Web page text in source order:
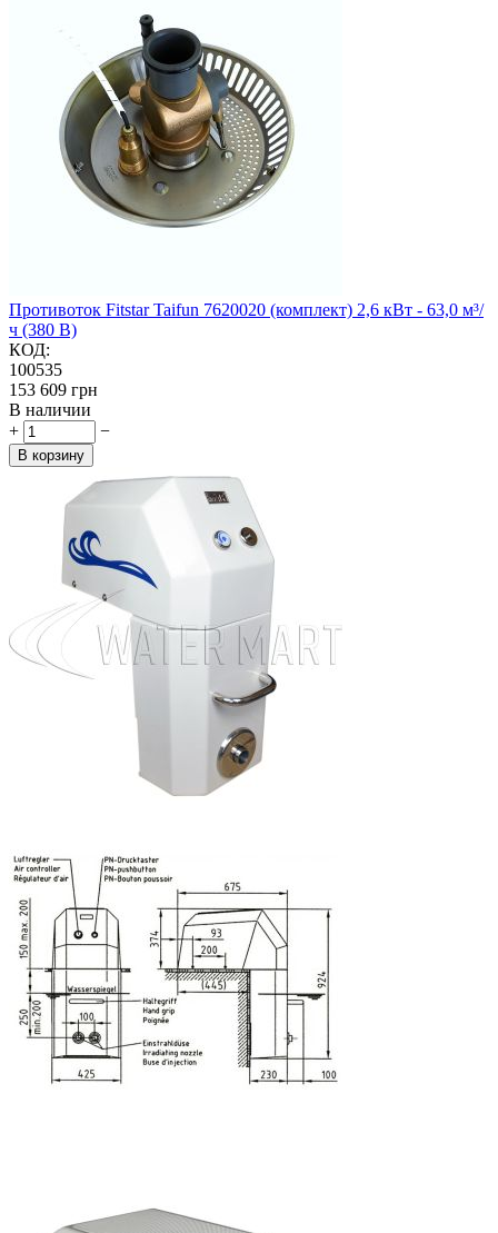
Противоток Fitstar Taifun 7620020 (комплект) 2,6 кВт - 63,0 м³/
ч (380 В)
КОД:
100535
‍153 609‍ грн
В наличии
+
−
В корзину